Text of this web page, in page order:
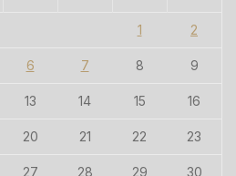
1 2
6 7 8 9
13 14 15 16
20 21 22 23
27 28 29 30